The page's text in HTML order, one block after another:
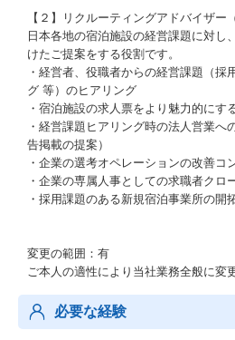
【２】リクルーティングアドバイザー
日本各地の宿泊施設の経営課題に対し
けたご提案をする役割です。
・経営者、役職者からの経営課題（採
グ 等）のヒアリング
・宿泊施設の求人票をより魅力的にす
・経営課題ヒアリング時の法人営業へ
告掲載の提案）
・企業の選考オペレーションの改善コ
・企業の専属人事としての求職者クロ
・採用課題のある新規宿泊事業所の開
変更の範囲：有
ご本人の適性により当社業務全般に変
必要な経験